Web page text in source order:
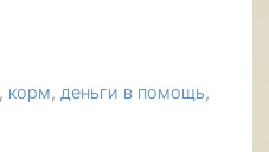
корм деньги в помощь